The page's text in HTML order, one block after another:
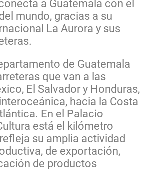
a Guatemala con el
mundo, gracias a su
La Aurora y sus
de Guatemala
que van a las
El Salvador y Honduras,
hacia la Costa
En el Palacio
está el kilómetro
su amplia actividad
de exportación,
de productos